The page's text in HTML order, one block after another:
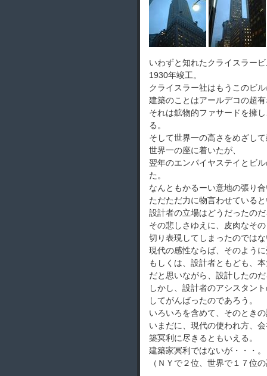
いわずと知れたクライスラー
1930年竣工。
クライスラー社はもうこのビ
建築のことはアールデコの超
それは鉱物的ファサードを擁
る。
そして世界一の高さをめざし
世界一の座に着いたが、
翌年のエンパイヤステイとビ
た。
なんともかるーい意地の張り
ただただ力に物言わせている
設計者の立場はどうだったの
その悲しさゆえに、皮肉なそ
切り表現してしまったのでは
現代の感性ならば、そのよう
もしくは、設計者ともども、
だと思いながら、設計したの
しかし、設計者のアシスタン
してがんばったのであろう。
いろいろを含めて、そのとき
いまだに、現代の使われ方、
築冥利に尽きるともいえる。
建築家冥利ではないが・・・。
（ＮＹで２位、世界で１７位